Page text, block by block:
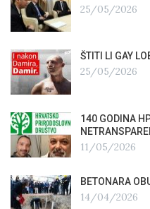
25/05/2026
ŠTITI LI GAY
25/05/2026
140 GODINA
11/05/2026
BETONARA
14/04/2026